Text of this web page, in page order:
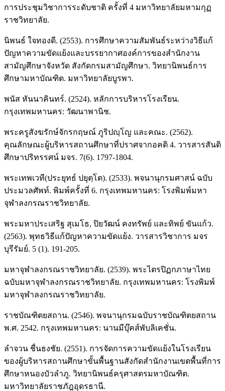
การประชุมวิชาการระดับชาติ ครั้งที่ 4 มหาวิทยาลัยมหามกุฏ
ราชวิทยาลัย.
นิพนธ์ ใจทองดี. (2553). การศึกษาความสัมพันธ์ระหว่างวิธีแก้
ปัญหาความขัดแย้งและบรรยากาศองค์การของสำนักงาน
สามัญศึกษาจังหวัด สังกัดกรมสามัญศึกษา. วิทยานิพนธ์การ
ศึกษามหาบัณฑิต. มหาวิทยาลัยบูรพา.
พนัส หันนาคินทร์. (2524). หลักการบริหารโรงเรียน.
กรุงเทพมหานคร: วัฒนาพานิช.
พระครูสังฆรักษ์จักรกฤษณ์ ภูริปญฺโญ และคณะ. (2562).
คุณลักษณะผู้บริหารสถานศึกษาที่ปราศจากอคติ 4. วารสารสันติ
ศึกษาปริทรรศน์ มจร. 7(6). 1797-1804.
พระเทพเวที(ประยุทธ์ ปยุตฺโต). (2533). พจนานุกรมศาสน์ ฉบับ
ประมวลศัพท์. พิมพ์ครั้งที่ 6. กรุงเทพมหานคร: โรงพิมพ์มหา
จุฬาลงกรณราชวิทยาลัย.
พระมหาประเสริฐ สุเมโธ, ปิยวัฒน์ คงทรัพย์ และทิพย์ ขันแก้ว.
(2563). พุทธวิธีแก้ปัญหาความขัดแย้ง. วารสารวิชาการ มจร
บุรีรัมย์. 5 (1). 191-205.
มหาจุฬาลงกรณราชวิทยาลัย. (2539). พระไตรปิฏกภาษาไทย
ฉบับมหาจุฬาลงกรณราชวิทยาลัย. กรุงเทพมหานคร: โรงพิมพ์
มหาจุฬาลงกรณราชวิทยาลัย.
ราชบัณฑิตยสถาน. (2546). พจนานุกรมฉบับราชบัณฑิตยสถาน
พ.ศ. 2542. กรุงเทพมหานคร: นานมีบุ๊คส์พับลิเคชั่น.
ลำจวน ชื่นธงชัย. (2551). การจัดการความขัดแย้งในโรงเรียน
ของผู้บริหารสถานศึกษาขั้นพื้นฐานสังกัดสำนักงานเขตพื้นที่การ
ศึกษาหนองบัวลำภู. วิทยานิพนธ์ครุศาสตรมหาบัณฑิต.
มหาวิทยาลัยราชภัฎอุดรธานี.